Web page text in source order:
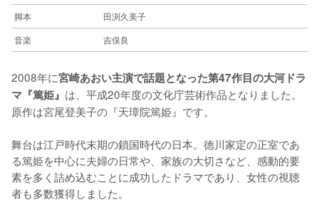
脚本
田渕久美子
音楽
吉俣良
2008年に宮崎あおい主演で話題となった第47作目の大河ドラ
マ『篤姫』 は、平成20年度の文化庁芸術作品となりました。
原作は宮尾登美子の『天璋院篤姫』です。
舞台は江戸時代末期の鎖国時代の日本。徳川家定の正室であ
る篤姫を中心に夫婦の日常や、家族の大切さなど、感動的要
素を多く詰め込むことに成功したドラマであり、女性の視聴
者も多数獲得しました。